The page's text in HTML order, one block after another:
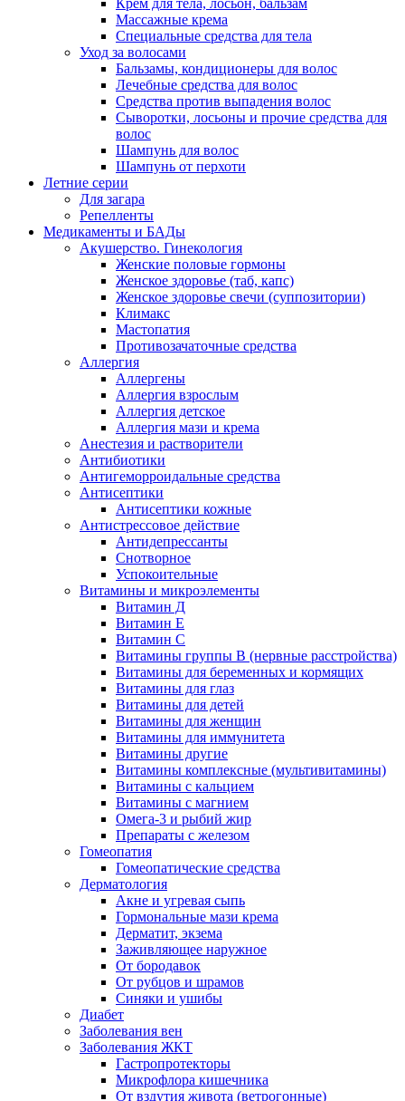
Крем для тела, лосьон, бальзам
Массажные крема
Специальные средства для тела
Уход за волосами
Бальзамы, кондиционеры для волос
Лечебные средства для волос
Средства против выпадения волос
Сыворотки, лосьоны и прочие средства для
волос
Шампунь для волос
Шампунь от перхоти
Летние серии
Для загара
Репелленты
Медикаменты и БАДы
Акушерство. Гинекология
Женские половые гормоны
Женское здоровье (таб, капс)
Женское здоровье свечи (суппозитории)
Климакс
Мастопатия
Противозачаточные средства
Аллергия
Аллергены
Аллергия взрослым
Аллергия детское
Аллергия мази и крема
Анестезия и растворители
Антибиотики
Антигеморроидальные средства
Антисептики
Антисептики кожные
Антистрессовое действие
Антидепрессанты
Снотворное
Успокоительные
Витамины и микроэлементы
Витамин Д
Витамин Е
Витамин С
Витамины группы В (нервные расстройства)
Витамины для беременных и кормящих
Витамины для глаз
Витамины для детей
Витамины для женщин
Витамины для иммунитета
Витамины другие
Витамины комплексные (мультивитамины)
Витамины с кальцием
Витамины с магнием
Омега-3 и рыбий жир
Препараты с железом
Гомеопатия
Гомеопатические средства
Дерматология
Акне и угревая сыпь
Гормональные мази крема
Дерматит, экзема
Заживляющее наружное
От бородавок
От рубцов и шрамов
Синяки и ушибы
Диабет
Заболевания вен
Заболевания ЖКТ
Гастропротекторы
Микрофлора кишечника
От вздутия живота (ветрогонные)